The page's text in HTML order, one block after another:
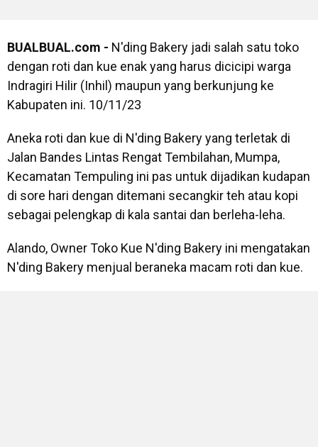
BUALBUAL.com - N'ding Bakery jadi salah satu toko
dengan roti dan kue enak yang harus dicicipi warga
Indragiri Hilir (Inhil) maupun yang berkunjung ke
Kabupaten ini. 10/11/23
Aneka roti dan kue di N'ding Bakery yang terletak di
Jalan Bandes Lintas Rengat Tembilahan, Mumpa,
Kecamatan Tempuling ini pas untuk dijadikan kudapan
di sore hari dengan ditemani secangkir teh atau kopi
sebagai pelengkap di kala santai dan berleha-leha.
Alando, Owner Toko Kue N'ding Bakery ini mengatakan
N'ding Bakery menjual beraneka macam roti dan kue.